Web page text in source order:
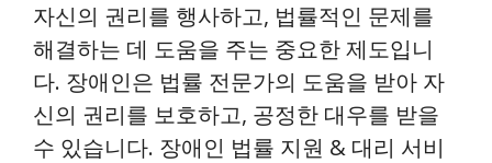
자신의 권리를 행사하고, 법률적인 문제를
해결하는 데 도움을 주는 중요한 제도입니
다. 장애인은 법률 전문가의 도움을 받아 자
신의 권리를 보호하고, 공정한 대우를 받을
수 있습니다. 장애인 법률 지원 & 대리 서비